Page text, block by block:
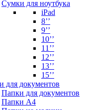
Сумки для ноутбука
iPad
8’’
9’’
10’’
11’’
12’’
13’’
15’’
для документов
Папки для документов
Папки А4